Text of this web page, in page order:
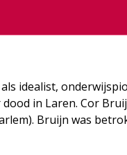
idealist,
in Laren. Cor
Bruijn was